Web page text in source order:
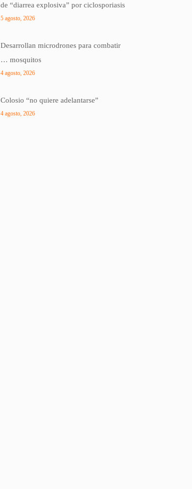
de “diarrea explosiva” por ciclosporiasis
5 agosto, 2026
Desarrollan microdrones para combatir
… mosquitos
4 agosto, 2026
Colosio “no quiere adelantarse”
4 agosto, 2026